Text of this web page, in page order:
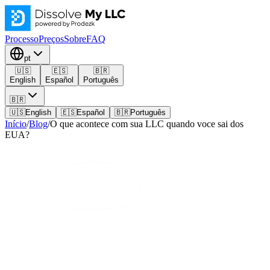
ProcessoPreçosSobreFAQ
pt
🇺🇸
English
🇪🇸
Español
🇧🇷
Português
🇧🇷
🇺🇸English 🇪🇸Español 🇧🇷Português
Início/Blog/O que acontece com sua LLC quando voce sai dos
EUA?